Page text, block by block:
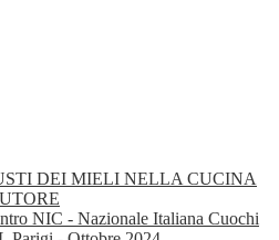
DEI MIELI NELLA CUCINA
NIC - Nazionale Italiana Cuochi